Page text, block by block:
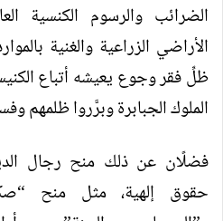
الضرائب والرسوم الكنسية
الأراضي الزراعية والغنية
ظلِّ فقر وجوع يعيشه أتباع
الملوك الجبابرة وبرَّروا ظلمهم
فضلًان عن ذلك منح رجال
حقوق إلهية، مثل منح